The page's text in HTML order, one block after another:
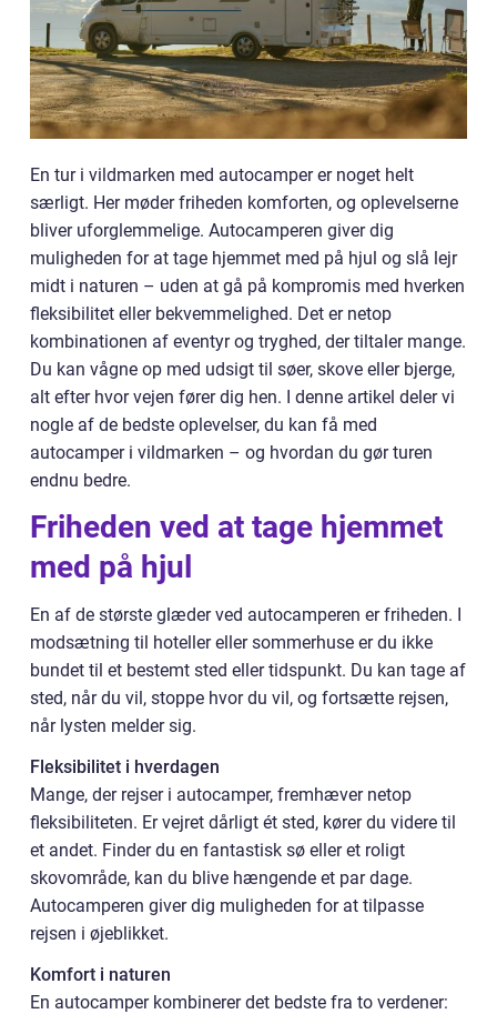
En tur i vildmarken med autocamper er noget helt
særligt. Her møder friheden komforten, og oplevelserne
bliver uforglemmelige. Autocamperen giver dig
muligheden for at tage hjemmet med på hjul og slå lejr
midt i naturen – uden at gå på kompromis med hverken
fleksibilitet eller bekvemmelighed. Det er netop
kombinationen af eventyr og tryghed, der tiltaler mange.
Du kan vågne op med udsigt til søer, skove eller bjerge,
alt efter hvor vejen fører dig hen. I denne artikel deler vi
nogle af de bedste oplevelser, du kan få med
autocamper i vildmarken – og hvordan du gør turen
endnu bedre.
Friheden ved at tage hjemmet
med på hjul
En af de største glæder ved autocamperen er friheden. I
modsætning til hoteller eller sommerhuse er du ikke
bundet til et bestemt sted eller tidspunkt. Du kan tage af
sted, når du vil, stoppe hvor du vil, og fortsætte rejsen,
når lysten melder sig.
Fleksibilitet i hverdagen
Mange, der rejser i autocamper, fremhæver netop
fleksibiliteten. Er vejret dårligt ét sted, kører du videre til
et andet. Finder du en fantastisk sø eller et roligt
skovområde, kan du blive hængende et par dage.
Autocamperen giver dig muligheden for at tilpasse
rejsen i øjeblikket.
Komfort i naturen
En autocamper kombinerer det bedste fra to verdener: